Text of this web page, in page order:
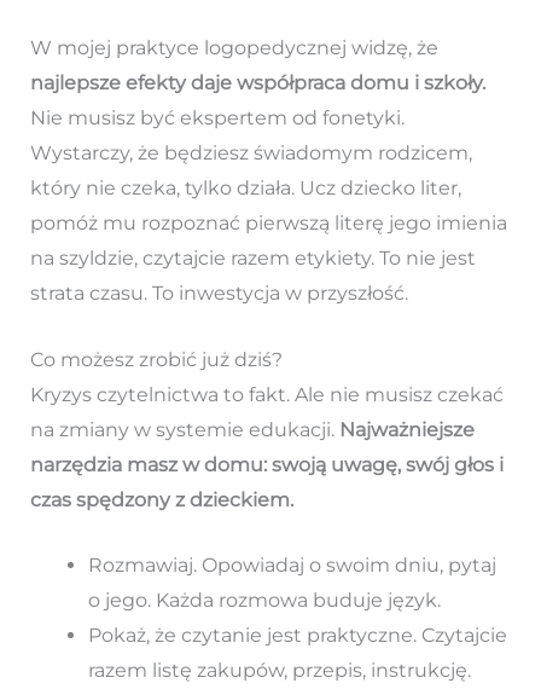
W mojej praktyce logopedycznej widzę, że
najlepsze efekty daje współpraca domu i szkoły.
Nie musisz być ekspertem od fonetyki.
Wystarczy, że będziesz świadomym rodzicem,
który nie czeka, tylko działa. Ucz dziecko liter,
pomóż mu rozpoznać pierwszą literę jego imienia
na szyldzie, czytajcie razem etykiety. To nie jest
strata czasu. To inwestycja w przyszłość.
Co możesz zrobić już dziś?
Kryzys czytelnictwa to fakt. Ale nie musisz czekać
na zmiany w systemie edukacji. Najważniejsze
narzędzia masz w domu: swoją uwagę, swój głos i
czas spędzony z dzieckiem.
Rozmawiaj. Opowiadaj o swoim dniu, pytaj
o jego. Każda rozmowa buduje język.
Pokaż, że czytanie jest praktyczne. Czytajcie
razem listę zakupów, przepis, instrukcję.